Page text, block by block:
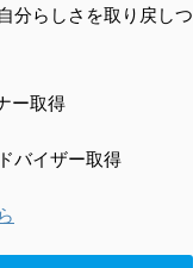
分らしさを取り戻しつ
ー取得
バイザー取得